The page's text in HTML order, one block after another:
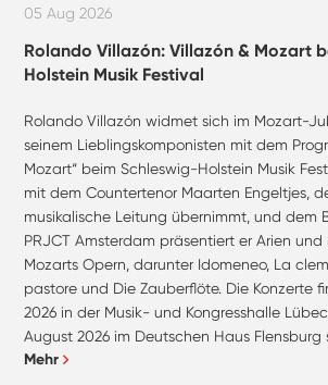
05 Aug 2026
Rolando Villazón: Villazón & Mozart
Holstein Musik Festival
Rolando Villazón widmet sich im Mozart-
seinem Lieblingskomponisten mit dem
Mozart“ beim Schleswig-Holstein Musik
mit dem Countertenor Maarten Engeltjes,
musikalische Leitung übernimmt, und dem
PRJCT Amsterdam präsentiert er Arien und
Mozarts Opern, darunter Idomeneo, La
pastore und Die Zauberflöte. Die Konzerte
2026 in der Musik- und Kongresshalle
August 2026 im Deutschen Haus Flensburg
Mehr